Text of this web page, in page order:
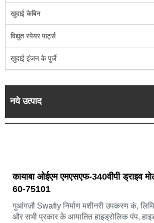
खुदाई केबिन
विद्युत स्पेयर पार्ट्स
खुदाई इंजन के पुर्जे
नये उत्पाद
कायाबा ओईएम एमएसएफ-340वीपी ड्राइव
60-75101
गुआंगज़ौ Swafly निर्माण मशीनरी उपकरण कं,
और सभी प्रकार के आयातित हाइड्रोलिक पंप,